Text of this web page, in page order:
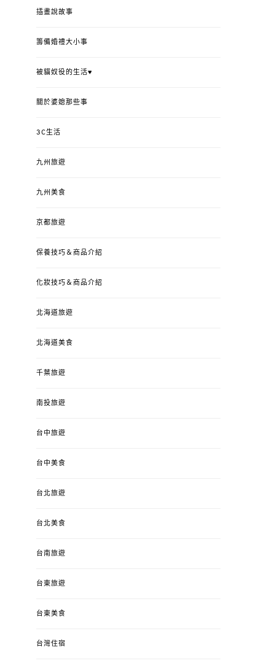
錯、認識華德福
ON
插畫說故事
籌備婚禮大小事
被貓奴役的生活♥
關於婆媳那些事
3C生活
九州旅遊
九州美食
京都旅遊
保養技巧＆商品介紹
化妝技巧＆商品介紹
北海道旅遊
北海道美食
千葉旅遊
南投旅遊
台中旅遊
台中美食
台北旅遊
台北美食
台南旅遊
台東旅遊
台東美食
台灣住宿